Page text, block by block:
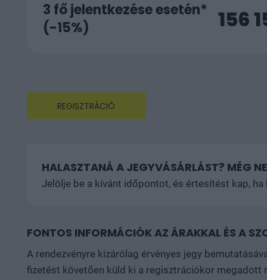
3 fő jelentkezése esetén*
(-15%)
156
REGISZTRÁCIÓ
HALASZTANÁ A JEGYVÁSÁRLÁST? MÉG
Jelölje be a kívánt időpontot, és értesítést kap, ha
FONTOS INFORMÁCIÓK AZ ÁRAKKAL ÉS A
A rendezvényre kizárólag érvényes jegy
fizetést követően küld ki a regisztrációkor megadott